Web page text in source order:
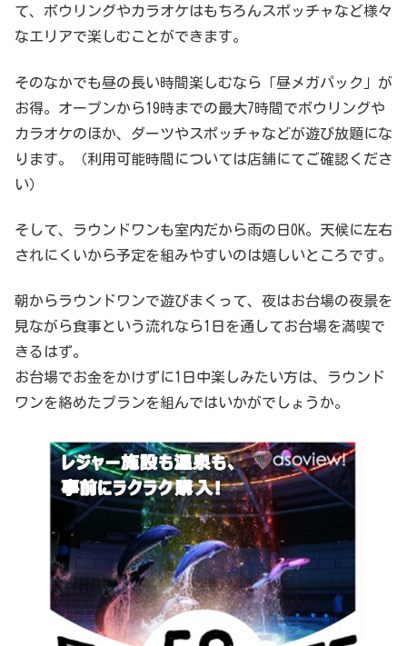
て、ボウリングやカラオケはもちろんスポッチャなど様々
なエリアで楽しむことができます。
そのなかでも昼の長い時間楽しむなら「昼メガパック」が
お得。オープンから19時までの最大7時間でボウリングや
カラオケのほか、ダーツやスポッチャなどが遊び放題にな
ります。（利用可能時間については店舗にてご確認くださ
い）
そして、ラウンドワンも室内だから雨の日OK。天候に左右
されにくいから予定を組みやすいのは嬉しいところです。
朝からラウンドワンで遊びまくって、夜はお台場の夜景を
見ながら食事という流れなら1日を通してお台場を満喫で
きるはず。
お台場でお金をかけずに1日中楽しみたい方は、ラウンド
ワンを絡めたプランを組んではいかがでしょうか。